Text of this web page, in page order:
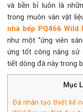
và bền bỉ luôn là
trong muôn vàn vật
nhà bếp PQ466 Wild
như một “ứng viên
ứng tốt công năng sử
tiết dòng đá này trong
Mục
Đá nhân tạo thiết kế